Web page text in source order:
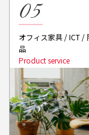
オフィス家具 / ICT /
品